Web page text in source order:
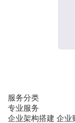
服务分类
专业服务
企业架构搭建 企业